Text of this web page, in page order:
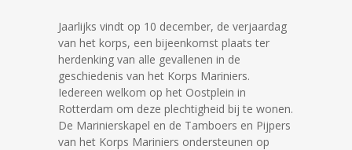
Jaarlijks vindt op 10 december, de verjaardag
van het korps, een bijeenkomst plaats ter
herdenking van alle gevallenen in de
geschiedenis van het Korps Mariniers.
Iedereen welkom op het Oostplein in
Rotterdam om deze plechtigheid bij te wonen.
De Marinierskapel en de Tamboers en Pijpers
van het Korps Mariniers ondersteunen op